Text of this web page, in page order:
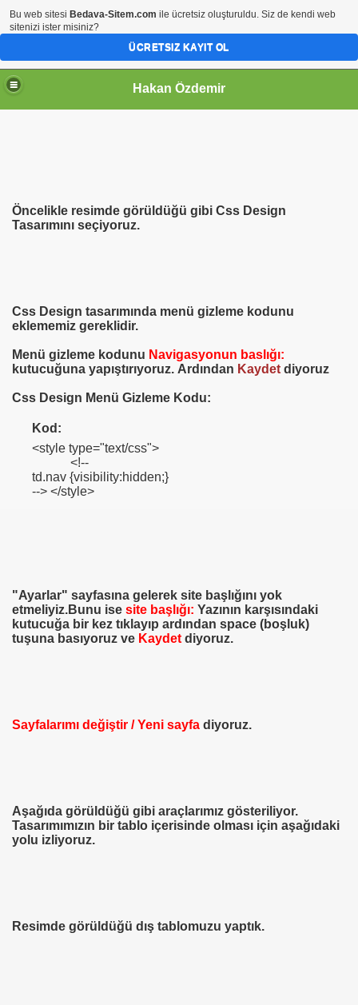
Hakan Özdemir
Öncelikle resimde görüldüğü gibi Css Design
Tasarımını seçiyoruz.
Css Design tasarımında menü gizleme kodunu
eklememiz gereklidir.
Menü gizleme kodunu Navigasyonun baslığı:
kutucuğuna yapıştırıyoruz. Ardından Kaydet diyoruz
Css Design Menü Gizleme Kodu:
Kod:
<style type="text/css">
<!--
td.nav {visibility:hidden;}
--> </style>
"Ayarlar" sayfasına gelerek site başlığını yok
etmeliyiz.Bunu ise site başlığı: Yazının karşısındaki
kutucuğa bir kez tıklayıp ardından space (boşluk)
tuşuna basıyoruz ve Kaydet diyoruz.
Sayfalarımı değiştir / Yeni sayfa diyoruz.
Aşağıda görüldüğü gibi araçlarımız gösteriliyor.
Tasarımımızın bir tablo içerisinde olması için aşağıdaki
yolu izliyoruz.
Resimde görüldüğü dış tablomuzu yaptık.
Bu web sitesi Bedava-Sitem.com ile ücretsiz oluşturuldu. Siz de kendi web
sitenizi ister misiniz?
ÜCRETSIZ KAYIT OL